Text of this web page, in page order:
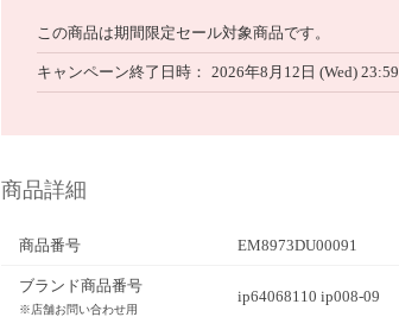
この商品は期間限定セール対象商品です。
キャンペーン終了日時 2026年8月12日 (Wed) 23:59
商品詳細
商品番号 EM8973DU00091
ブランド商品番号
※店舗お問い合わせ用
ip64068110 ip008-09